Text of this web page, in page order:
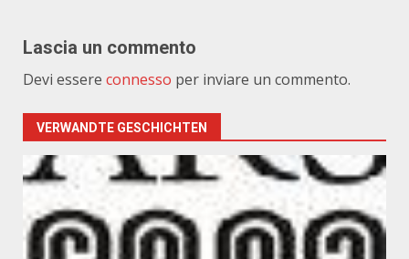
Lascia un commento
Devi essere connesso per inviare un commento.
VERWANDTE GESCHICHTEN